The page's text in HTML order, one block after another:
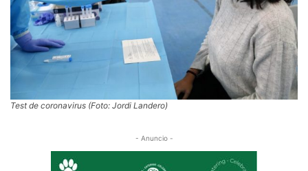
Test de coronavirus (Foto: Jordi Landero)
- Anuncio -